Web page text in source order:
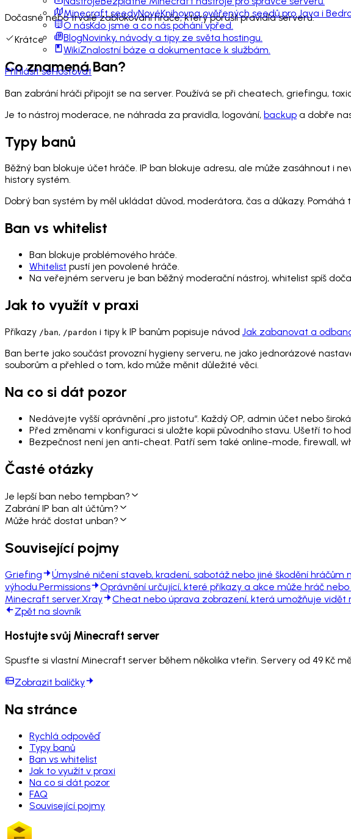
Minecraft seedyNovéKnihovna ověřených seedů pro Java i
O násKdo jsme a co nás pohání vpřed.
BlogNovinky, návody a tipy ze světa hostingu.
WikiZnalostní báze a dokumentace k službám.
Přihlásit seHostovat
Dočasné nebo trvalé zablokování hráče, který porušil pravidla serveru.
Krátce
Co znamená Ban?
Ban zabrání hráči připojit se na server. Používá se při cheatech, griefingu,
Je to nástroj moderace, ne náhrada za pravidla, logování, backup a dobře
Typy banů
Běžný ban blokuje účet hráče. IP ban blokuje adresu, ale může zasáhnout i
history systém.
Dobrý ban systém by měl ukládat důvod, moderátora, čas a důkazy. Pomáhá
Ban vs whitelist
Ban blokuje problémového hráče.
Whitelist pustí jen povolené hráče.
Na veřejném serveru je ban běžný moderační nástroj, whitelist spíš
Jak to využít v praxi
Příkazy /ban, /pardon i tipy k IP banům popisuje návod Jak zabanovat a
Ban berte jako součást provozní hygieny serveru, ne jako jednorázové
souborům a přehled o tom, kdo může měnit důležité věci.
Na co si dát pozor
Nedávejte vyšší oprávnění „pro jistotu“. Každý OP, admin účet nebo
Před změnami v konfiguraci si uložte kopii původního stavu. Ušetří to
Bezpečnost není jen anti-cheat. Patří sem také online-mode, firewall,
Časté otázky
Je lepší ban nebo tempban?
Zabrání IP ban alt účtům?
Může hráč dostat unban?
Související pojmy
Griefing Úmyslné ničení staveb, kradení, sabotáž nebo jiné škodění hráčům
výhodu.Permissions Oprávnění určující, které příkazy a akce může hráč
Minecraft server.Xray
Cheat nebo úprava zobrazení, která umožňuje vidět
Zpět na slovník
Hostujte svůj Minecraft server
Spusťte si vlastní Minecraft server během několika vteřin. Servery od 49 Kč
Zobrazit balíčky
Na stránce
Rychlá odpověď
Typy banů
Ban vs whitelist
Jak to využít v praxi
Na co si dát pozor
FAQ
Související pojmy